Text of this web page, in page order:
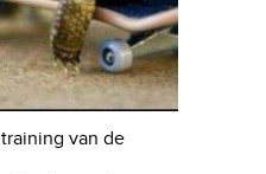
van de